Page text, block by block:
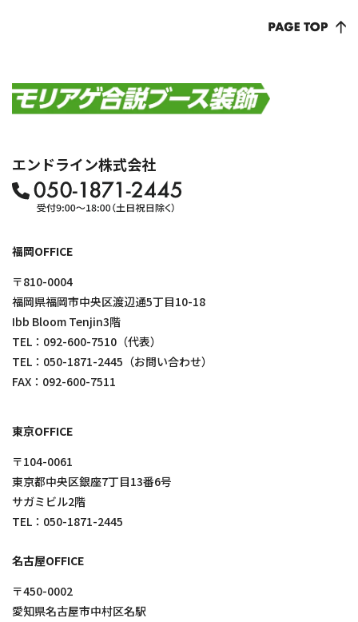
エンドライン株式会社
福岡OFFICE
〒810-0004
福岡県福岡市中央区渡辺通5丁目10-18
Ibb Bloom Tenjin3階
TEL： 092-600-7510 （代表）
TEL： 050-1871-2445 （お問い合わせ）
FAX：092-600-7511
東京OFFICE
〒104-0061
東京都中央区銀座7丁目13番6号
サガミビル2階
TEL： 050-1871-2445
名古屋OFFICE
〒450-0002
愛知県名古屋市中村区名駅